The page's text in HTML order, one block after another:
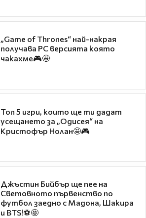
„Game of Thrones“ най-накрая
получава PC версията която
чакахме🎮🤩
Топ 5 игри, които ще ти дадат
усещането за „Одисея“ на
Кристофър Нолан🤩🎮
Джъстин Бийбър ще пее на
Световното първенство по
футбол заедно с Мадона, Шакира
и BTS!⚽🤩